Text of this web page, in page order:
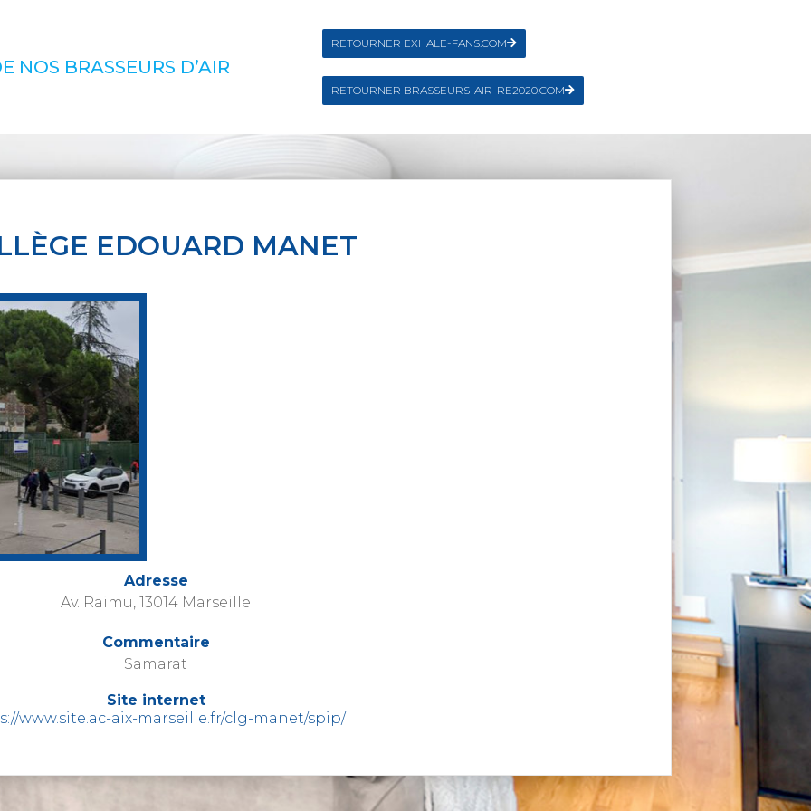
NOS BRASSEURS D’AIR
RETOURNER EXHALE-FANS.COM
RETOURNER BRASSEURS-AIR-RE2020.COM
EDOUARD MANET
Adresse
Av. Raimu, 13014 Marseille
Commentaire
Samarat
Site internet
www.site.ac-aix-marseille.fr/clg-manet/spip/